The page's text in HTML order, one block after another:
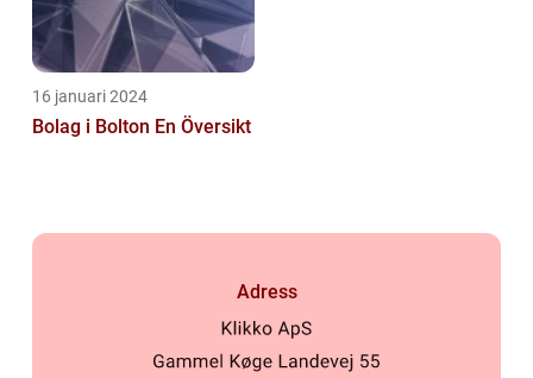
16 januari 2024
Bolag i Bolton En Översikt
Adress